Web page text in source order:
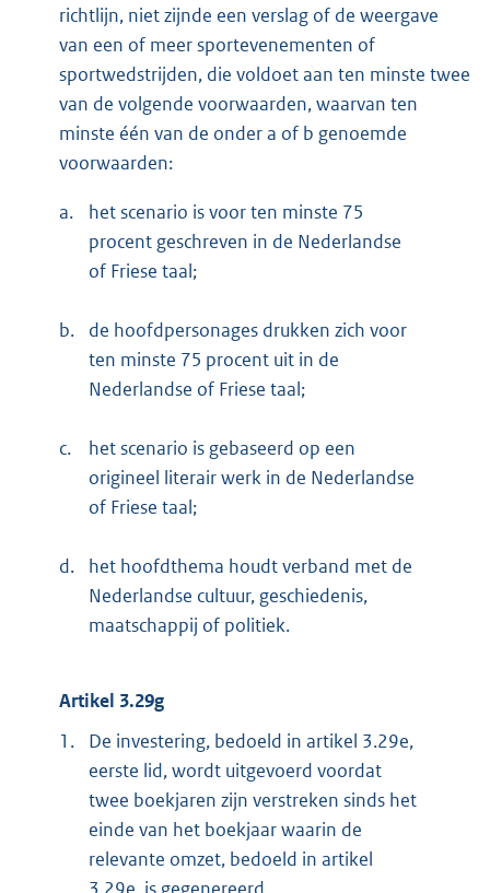
richtlijn, niet zijnde een verslag of de weergave
van een of meer sportevenementen of
sportwedstrijden, die voldoet aan ten minste twee
van de volgende voorwaarden, waarvan ten
minste één van de onder a of b genoemde
voorwaarden:
a.
het scenario is voor ten minste 75
procent geschreven in de Nederlandse
of Friese taal;
b.
de hoofdpersonages drukken zich voor
ten minste 75 procent uit in de
Nederlandse of Friese taal;
c.
het scenario is gebaseerd op een
origineel literair werk in de Nederlandse
of Friese taal;
d.
het hoofdthema houdt verband met de
Nederlandse cultuur, geschiedenis,
maatschappij of politiek.
Artikel 3.29g
1.
De investering, bedoeld in artikel 3.29e,
eerste lid, wordt uitgevoerd voordat
twee boekjaren zijn verstreken sinds het
einde van het boekjaar waarin de
relevante omzet, bedoeld in artikel